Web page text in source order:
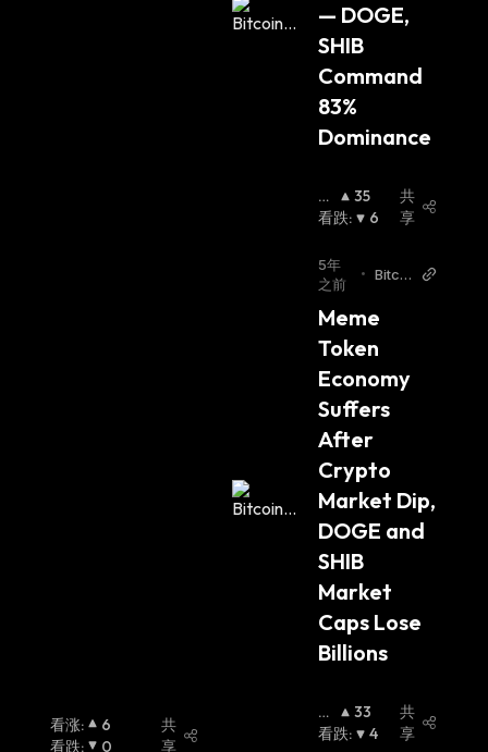
看涨:
6
看跌: 0
共
享
— DOGE,
SHIB
Command
83%
Dominance
看
涨:
35
看跌: 6
共
享
5年
之前
• Bitcoi
m
Meme
Token
Economy
Suffers
After
Crypto
Market Dip,
DOGE and
SHIB
Market
Caps Lose
Billions
看
涨:
33
看跌: 4
共
享